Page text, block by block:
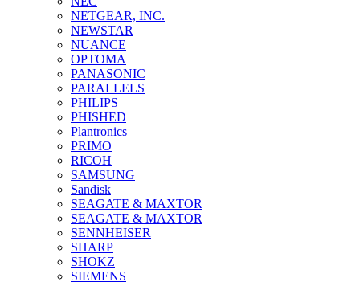
NETGEAR, INC.
NEWSTAR
NUANCE
OPTOMA
PANASONIC
PARALLELS
PHILIPS
PHISHED
Plantronics
PRIMO
RICOH
SAMSUNG
Sandisk
SEAGATE & MAXTOR
SEAGATE & MAXTOR
SENNHEISER
SHARP
SHOKZ
SIEMENS